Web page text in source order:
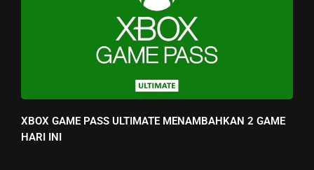
XBOX GAME PASS ULTIMATE MENAMBAHKAN 2 GAME
HARI INI